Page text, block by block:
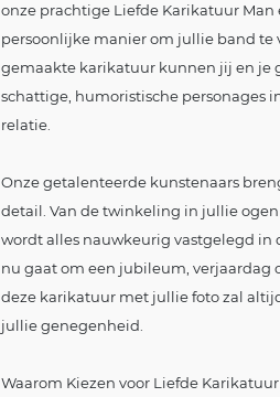
onze prachtige Liefde Karikatuur Man
persoonlijke manier om jullie band te
gemaakte karikatuur kunnen jij en je
schattige, humoristische personages
relatie.
Onze getalenteerde kunstenaars
detail. Van de twinkeling in jullie
wordt alles nauwkeurig vastgelegd in
nu gaat om een jubileum, verjaardag
deze karikatuur met jullie foto zal
jullie genegenheid.
Waarom Kiezen voor Liefde